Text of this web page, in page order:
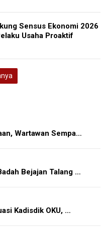
Sensus Ekonomi 2026
Usaha Proaktif
Wartawan Sempa…
Bejajan Talang …
Kadisdik OKU, …